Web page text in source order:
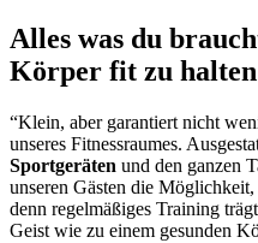
Alles was du
Körper fit zu halten
“Klein, aber garantiert nicht
unseres Fitnessraumes.
Sportgeräten und den ganzen
unseren Gästen die
denn regelmäßiges Training
Geist wie zu einem gesunden